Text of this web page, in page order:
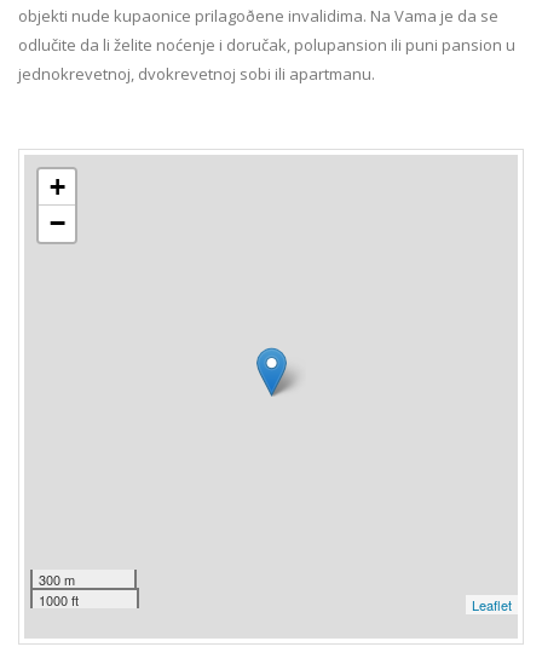
objekti nude kupaonice prilagoðene invalidima. Na Vama je da se
odlučite da li želite noćenje i doručak, polupansion ili puni pansion u
jednokrevetnoj, dvokrevetnoj sobi ili apartmanu.
+
−
300 m
1000 ft
Leaflet